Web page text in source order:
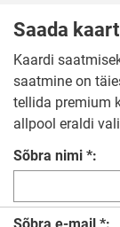
Saada
Kaardi
saatmine on
tellida premium
allpool eraldi
Sõbra nimi *: